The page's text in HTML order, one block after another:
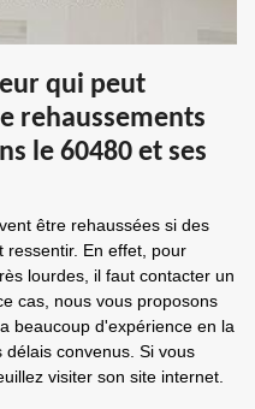
qui peut
rehaussements
le 60480 et ses
être rehaussées si des
ressentir. En effet, pour
lourdes, il faut contacter un
cas, nous vous proposons
beaucoup d'expérience en la
convenus. Si vous
visiter son site internet.